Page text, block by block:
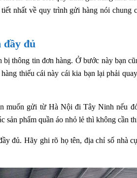
nhất về quy trình gửi hàng nói chung
đầy đủ
thông tin đơn hàng. Ở bước này bạn
thiếu cái này cái kia bạn lại phải
muốn gửi từ Hà Nội đi Tây Ninh nếu
phẩm quần áo nhỏ lẻ thì không cần
đủ. Hãy ghi rõ họ tên, địa chỉ số nhà